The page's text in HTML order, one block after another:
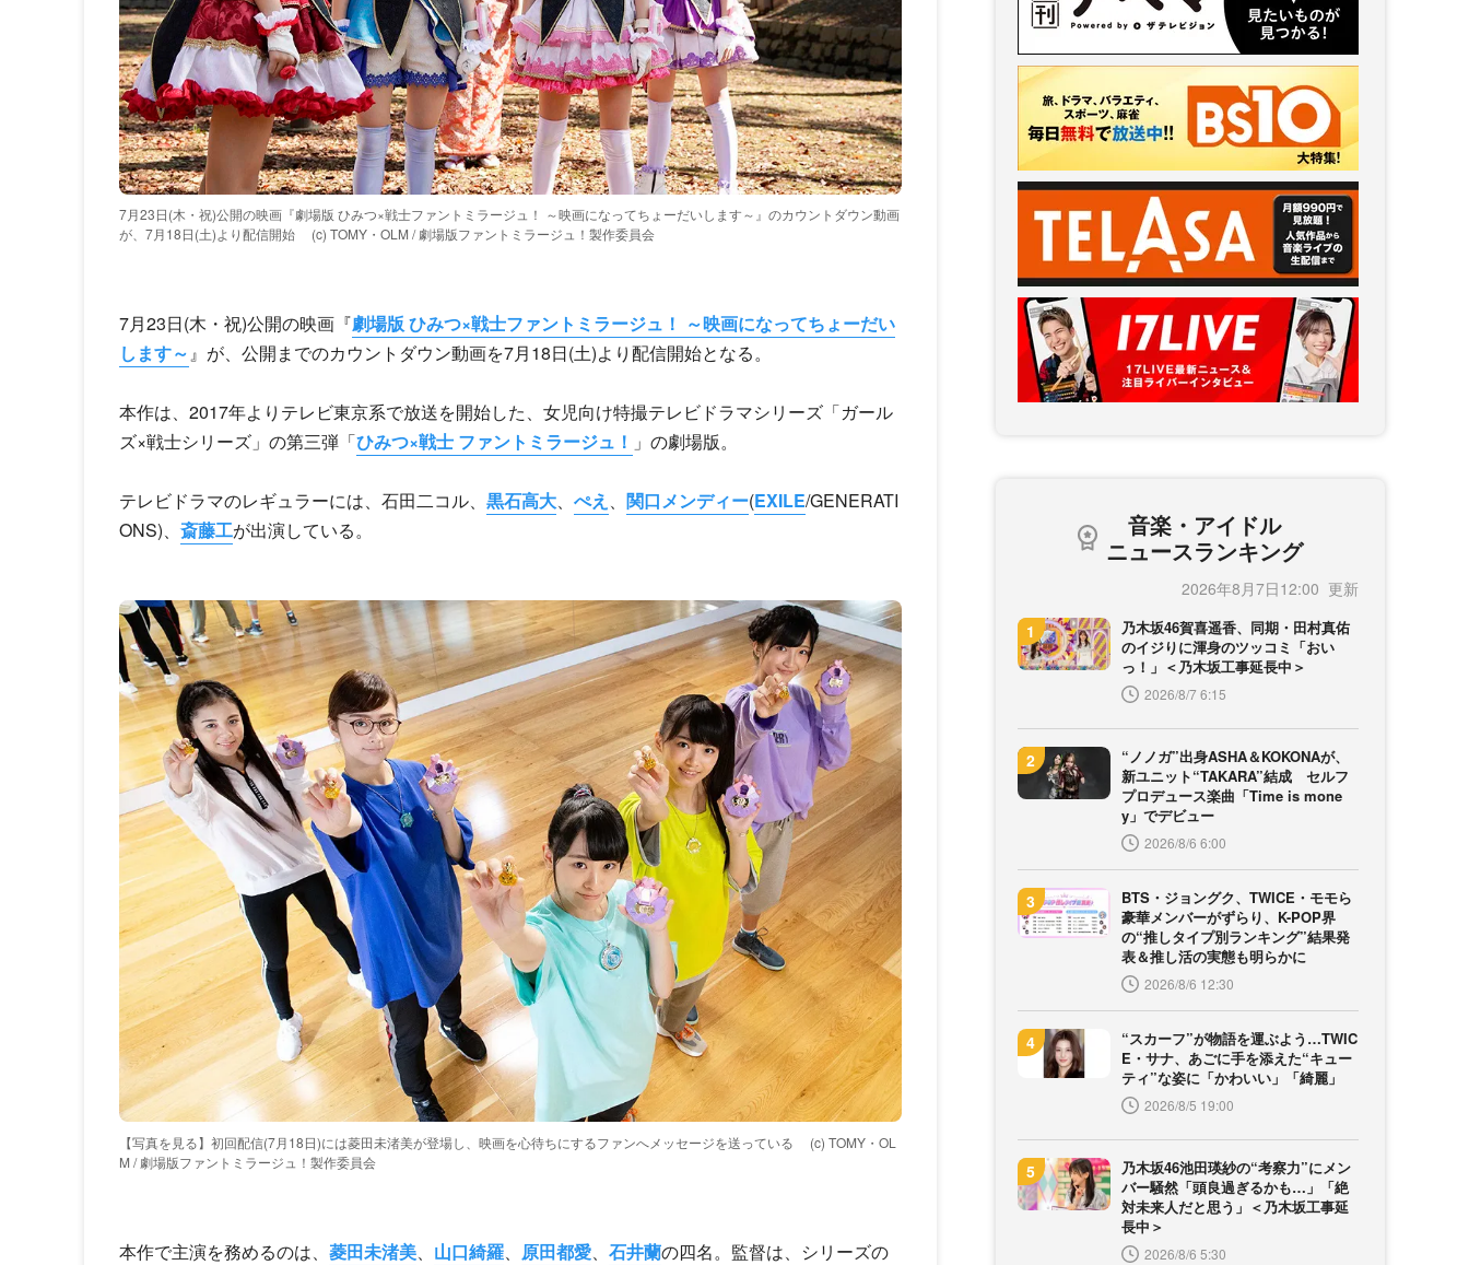
7月23日(木・祝)公開の映画『劇場版 ひみつ×戦士ファントミラージュ！ ～映画になってちょーだいします～』のカウントダウン動画
が、7月18日(土)より配信開始
(c) TOMY・OLM / 劇場版ファントミラージュ！製作委員会
7月23日(木・祝)公開の映画『劇場版 ひみつ×戦士ファントミラージュ！ ～映画になってちょーだい
します～』が、公開までのカウントダウン動画を7月18日(土)より配信開始となる。
本作は、2017年よりテレビ東京系で放送を開始した、女児向け特撮テレビドラマシリーズ「ガール
ズ×戦士シリーズ」の第三弾「ひみつ×戦士 ファントミラージュ！ 」の劇場版。
テレビドラマのレギュラーには、石田二コル、 黒石高大、 ぺえ 、 関口メンディー(EXILE/GENERATI
ONS)、斎藤工が出演している。
【写真を見る】初回配信(7月18日)には菱田未渚美が登場し、映画を心待ちにするファンへメッセージを送っている
(c) TOMY・OL
M / 劇場版ファントミラージュ！製作委員会
本作で主演を務めるのは、 菱田未渚美、 山口綺羅、 原田都愛、 石井蘭の四名。監督は、シリーズの
音楽・アイドル
ニュースランキング
2026年8月7日12:00
乃木坂46賀喜遥香、同期・田村真佑
のイジりに渾身のツッコミ「おい
っ！」＜乃木坂工事延長中＞
2026/8/7 6:15
“ノノガ”出身ASHA＆KOKONAが、
新ユニット“TAKARA”結成 セルフ
プロデュース楽曲「Time is mone
y」でデビュー
2026/8/6 6:00
BTS・ジョングク、TWICE・モモら
豪華メンバーがずらり、K-POP界
の“推しタイプ別ランキング”結果発
表＆推し活の実態も明らかに
2026/8/6 12:30
“スカーフ”が物語を運ぶよう…TWIC
E・サナ、あごに手を添えた“キュー
ティ”な姿に「かわいい」「綺麗」
2026/8/5 19:00
乃木坂46池田瑛紗の“考察力”にメン
バー騒然「頭良過ぎるかも…」「絶
対未来人だと思う」＜乃木坂工事延
長中＞
2026/8/6 5:30